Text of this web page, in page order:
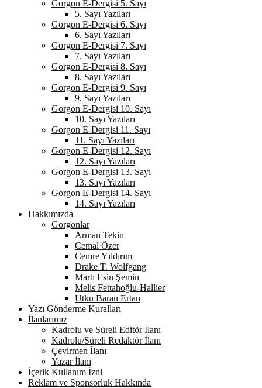
Gorgon E-Dergisi 5. Sayı
5. Sayı Yazıları
Gorgon E-Dergisi 6. Sayı
6. Sayı Yazıları
Gorgon E-Dergisi 7. Sayı
7. Sayı Yazıları
Gorgon E-Dergisi 8. Sayı
8. Sayı Yazıları
Gorgon E-Dergisi 9. Sayı
9. Sayı Yazıları
Gorgon E-Dergisi 10. Sayı
10. Sayı Yazıları
Gorgon E-Dergisi 11. Sayı
11. Sayı Yazıları
Gorgon E-Dergisi 12. Sayı
12. Sayı Yazıları
Gorgon E-Dergisi 13. Sayı
13. Sayı Yazıları
Gorgon E-Dergisi 14. Sayı
14. Sayı Yazıları
Hakkımızda
Gorgonlar
Arman Tekin
Cemal Özer
Cemre Yıldırım
Drake T. Wolfgang
Martı Esin Şemin
Melis Fettahoğlu-Hallier
Utku Baran Ertan
Yazı Gönderme Kuralları
İlanlarımız
Kadrolu ve Süreli Editör İlanı
Kadrolu/Süreli Redaktör İlanı
Çevirmen İlanı
Yazar İlanı
İçerik Kullanım İzni
Reklam ve Sponsorluk Hakkında